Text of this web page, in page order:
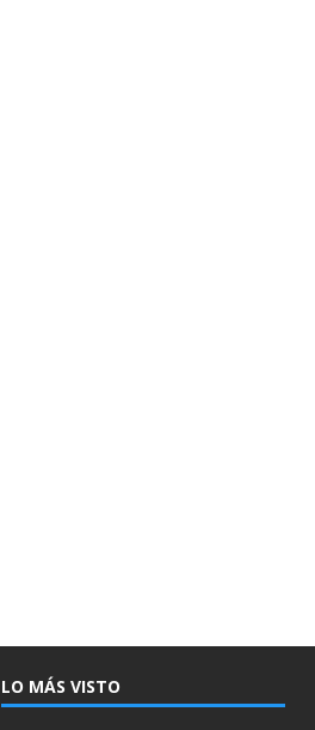
LO MÁS VISTO